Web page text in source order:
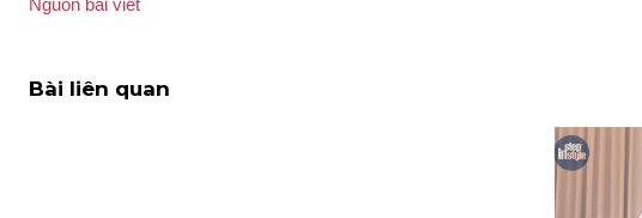
Nguồn bài viết
Bài liên quan